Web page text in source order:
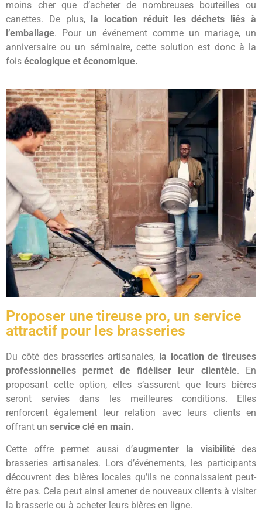
moins cher que d’acheter de nombreuses bouteilles ou
canettes. De plus,
la location réduit les déchets liés à
l’emballage. Pour un événement comme un mariage, un
anniversaire ou un séminaire, cette solution est donc à la
fois écologique et économique.
Proposer une tireuse pro, un service
attractif pour les brasseries
Du côté des brasseries artisanales, la location de tireuses
professionnelles permet de fidéliser leur clientèle. En
proposant cette option, elles s’assurent que leurs bières
seront servies dans les meilleures conditions. Elles
renforcent également leur relation avec leurs clients en
offrant un service clé en main.
Cette offre permet aussi d’augmenter la visibilité des
brasseries artisanales. Lors d’événements, les participants
découvrent des bières locales qu’ils ne connaissaient peut-
être pas. Cela peut ainsi amener de nouveaux clients à visiter
la brasserie ou à acheter leurs bières en ligne.